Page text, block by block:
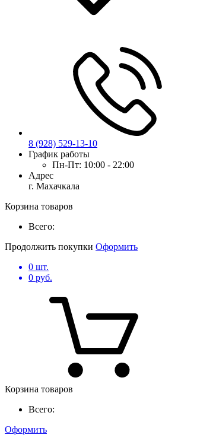
8 (928) 529-13-10
График работы
Пн-Пт: 10:00 - 22:00
Адрес
г. Махачкала
Корзина товаров
Всего:
Продолжить покупки Оформить
0 шт.
0 руб.
Корзина товаров
Всего:
Оформить